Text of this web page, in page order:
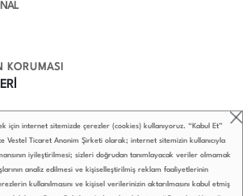
için internet sitemizde çerezler (cookies) kullanıyoruz. “Kabul Et”
Vestel Ticaret Anonim Şirketi olarak; internet sitemizin kullanıcıyla
iyileştirilmesi; sizleri doğrudan tanımlayacak veriler olmamak
analiz edilmesi ve kişiselleştirilmiş reklam faaliyetlerinin
kullanılmasını ve kişisel verilerinizin aktarılmasını kabul etmiş
KORUMASI